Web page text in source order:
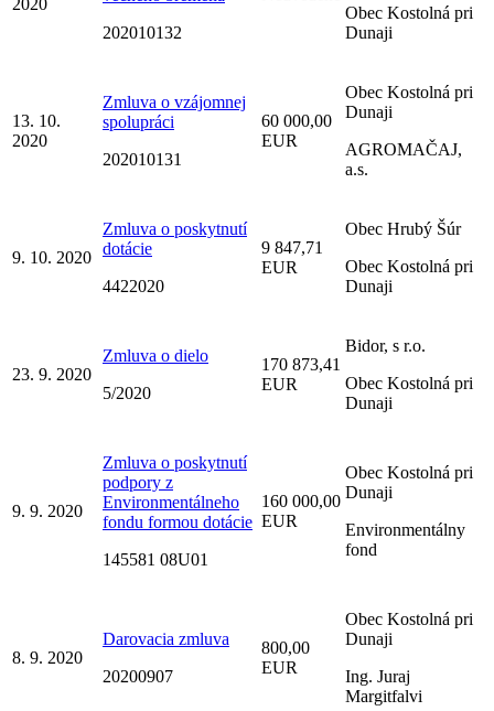
202010132
Obec Kostolná pri
Dunaji
13. 10.
2020
Zmluva o vzájomnej
spolupráci
202010131
60 000,00
EUR
Obec Kostolná pri
Dunaji
AGROMAČAJ,
a.s.
9. 10. 2020
Zmluva o poskytnutí
dotácie
4422020
9 847,71
EUR
Obec Hrubý Šúr
Obec Kostolná pri
Dunaji
23. 9. 2020
Zmluva o dielo
5/2020
170 873,41
EUR
Bidor, s r.o.
Obec Kostolná pri
Dunaji
9. 9. 2020
Zmluva o poskytnutí
podpory z
Environmentálneho
fondu formou dotácie
145581 08U01
160 000,00
EUR
Obec Kostolná pri
Dunaji
Environmentálny
fond
8. 9. 2020
Darovacia zmluva
20200907
800,00
EUR
Obec Kostolná pri
Dunaji
Ing. Juraj
Margitfalvi